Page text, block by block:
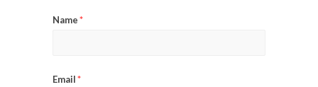
Name*
Email*